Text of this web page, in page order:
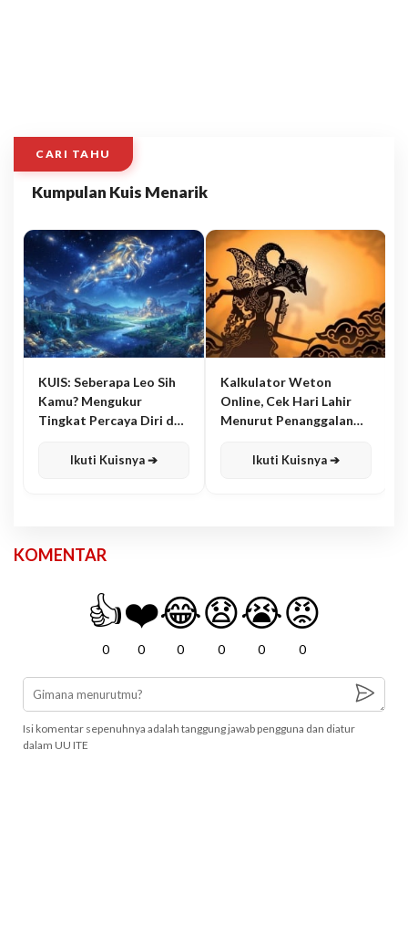
CARI TAHU
Kumpulan Kuis Menarik
KUIS: Seberapa Leo Sih
Kamu? Mengukur
Tingkat Percaya Diri dan
Ikuti Kuisnya ➔
Kalkulator Weton
Online, Cek Hari Lahir
Menurut Penanggalan
Ikuti Kuisnya ➔
KOMENTAR
👍
0
❤️
0
😂
0
😧
0
😭
0
😡
0
Isi komentar sepenuhnya adalah tanggung jawab pengguna dan diatur
dalam UU ITE